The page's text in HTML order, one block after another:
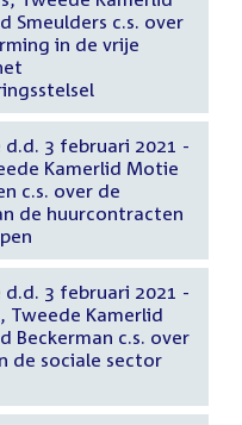
Smeulders c.s. over
in de vrije
3 februari 2021 -
Kamerlid Motie
c.s. over de
de huurcontracten
3 februari 2021 -
Tweede Kamerlid
Beckerman c.s. over
de sociale sector